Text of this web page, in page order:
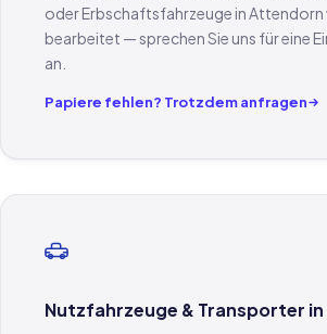
oder Erbschaftsfahrzeuge in Attendorn
bearbeitet — sprechen Sie uns für eine
an.
Papiere fehlen? Trotzdem anfragen
Nutzfahrzeuge & Transporter